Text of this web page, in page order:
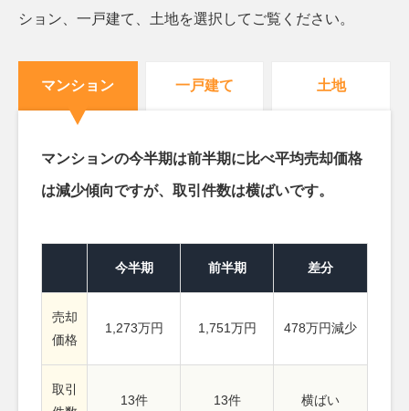
ション、一戸建て、土地を選択してご覧ください。
マンション 一戸建て 土地
マンションの今半期は前半期に比べ平均売却価格
は減少傾向ですが、取引件数は横ばいです。
今半期 前半期 差分
売却
価格
1,273万円 1,751万円 478万円減少
取引
13件 13件 横ばい